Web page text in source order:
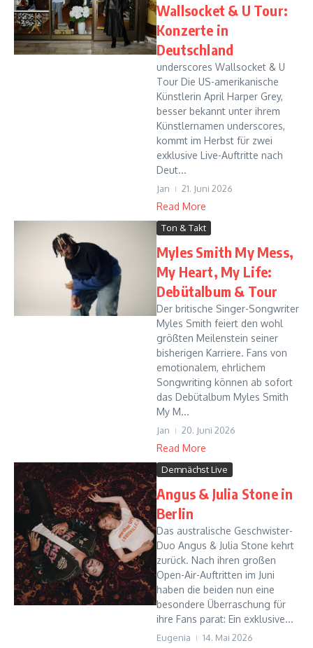
Wallsocket & U Tour:
Konzerte in
Deutschland
underscores Wallsocket & U
Tour Die US-amerikanische
Künstlerin April Harper Grey,
besser bekannt unter ihrem
Künstlernamen underscores,
kommt im Herbst für zwei
exklusive Live-Auftritte nach
Deut...
Jan 21. Juni 2026
Read More
Ton & Takt
Myles Smith My Mess,
My Heart, My Life:
Debütalbum & Tour
Der britische Singer-Songwriter
Myles Smith feiert den wohl
größten Meilenstein seiner
bisherigen Karriere. Fans von
emotionalem, ehrlichem
Songwriting können ab sofort
das Debütalbum Myles Smith
My M...
Jan 20. Juni 2026
Read More
Demnächst Live
Angus & Julia Stone in
Berlin
Das australische Geschwister-
Duo Angus & Julia Stone kehrt
zurück. Nach ihren großen
Open-Air-Auftritten im Juni
haben die beiden nun eine
besondere Überraschung für
ihre Fans parat: Ein exklusive...
Eugenia 14. Mai 2026